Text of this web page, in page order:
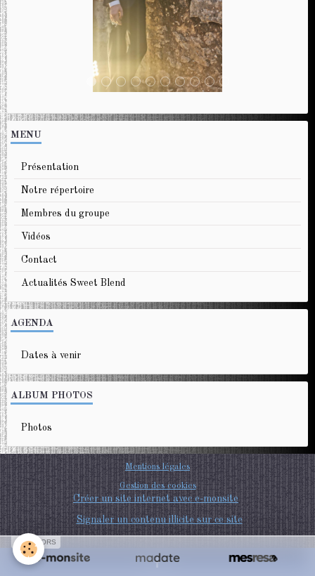
MENU
Présentation
Notre répertoire
Membres du groupe
Vidéos
Contact
Actualités Sweet Blend
AGENDA
Dates à venir
ALBUM PHOTOS
Photos
Mentions légales
Gestion des cookies
Créer un site internet avec e-monsite
Signaler un contenu illicite sur ce site
SPONSORS